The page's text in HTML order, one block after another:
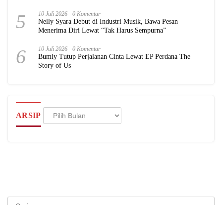
5 10 Juli 2026 0 Komentar
Nelly Syara Debut di Industri Musik, Bawa Pesan
Menerima Diri Lewat “Tak Harus Sempurna”
6 10 Juli 2026 0 Komentar
Bumiy Tutup Perjalanan Cinta Lewat EP Perdana The
Story of Us
ARSIP
Arsip